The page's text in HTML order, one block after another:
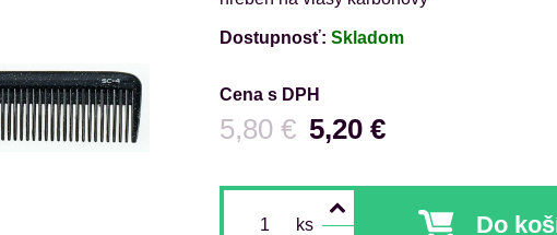
Dostupnosť: Skladom
Cena s DPH
5,20 €
Pred zľavou:
5,80 €
ks Do